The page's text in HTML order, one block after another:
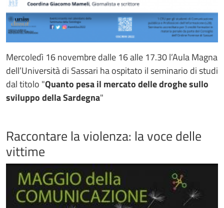
Mercoledì 16 novembre dalle 16 alle 17.30 l’Aula Magna
dell’Università di Sassari ha ospitato il seminario di studi
dal titolo "Quanto pesa il mercato delle droghe sullo
sviluppo della Sardegna"
Raccontare la violenza: la voce delle
vittime